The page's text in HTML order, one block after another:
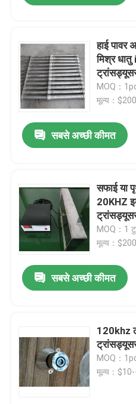
उत्पादों
हमारे बारे में
हाई पावर
मिश्र
MOQ：
मूल्य：
सबसे अच्छी कीमत
सफाई या
20KHZ
MOQ：1
मूल्य：
सबसे अच्छी कीमत
120khz
MOQ：
मूल्य：